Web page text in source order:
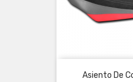
Asiento De